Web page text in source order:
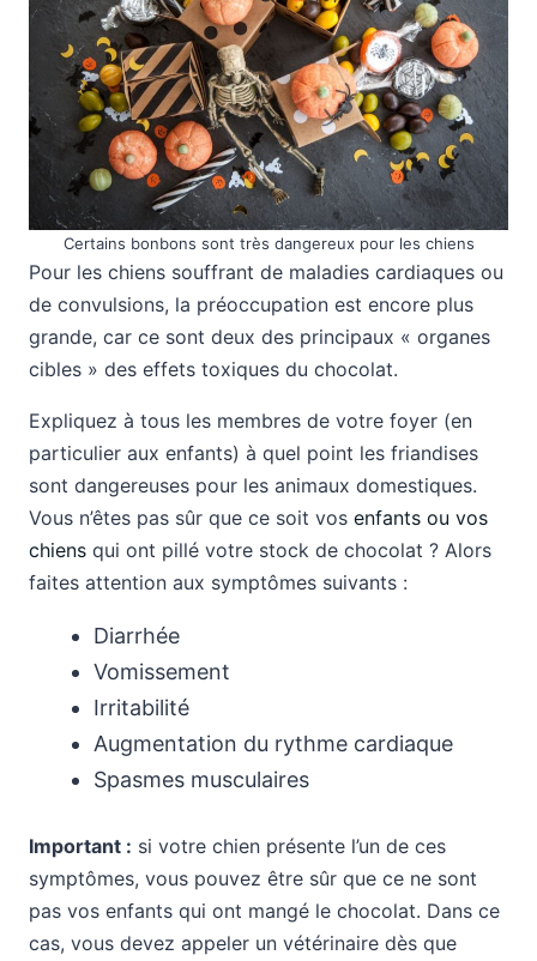
Certains bonbons sont très dangereux pour les chiens
Pour les chiens souffrant de maladies cardiaques ou
de convulsions, la préoccupation est encore plus
grande, car ce sont deux des principaux « organes
cibles » des effets toxiques du chocolat.
Expliquez à tous les membres de votre foyer (en
particulier aux enfants) à quel point les friandises
sont dangereuses pour les animaux domestiques.
Vous n’êtes pas sûr que ce soit vos enfants ou vos
chiens qui ont pillé votre stock de chocolat ? Alors
faites attention aux symptômes suivants :
Diarrhée
Vomissement
Irritabilité
Augmentation du rythme cardiaque
Spasmes musculaires
Important : si votre chien présente l’un de ces
symptômes, vous pouvez être sûr que ce ne sont
pas vos enfants qui ont mangé le chocolat. Dans ce
cas, vous devez appeler un vétérinaire dès que